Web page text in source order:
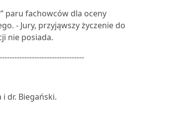
paru fachowców dla oceny
- Jury, przyjąwszy życzenie do
nie posiada.
dr. Biegański.